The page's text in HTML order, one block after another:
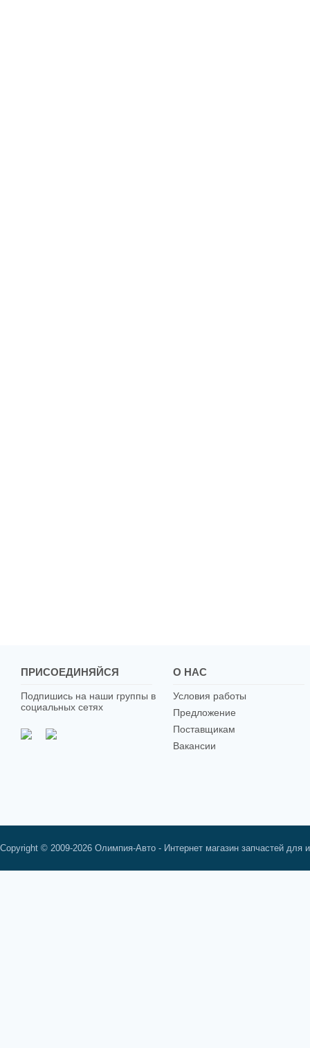
ПРИСОЕДИНЯЙСЯ
Подпишись на наши группы в
социальных сетях
О НАС
Условия работы
Предложение
Поставщикам
Вакансии
Copyright © 2009-2026 Олимпия-Авто - Интернет магазин запчастей для